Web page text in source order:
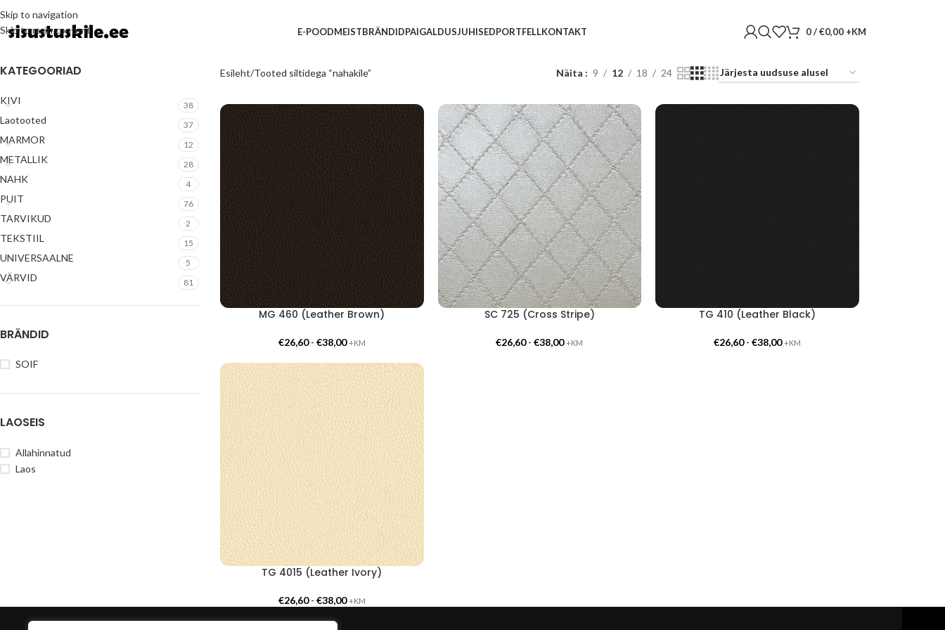
Skip to navigation
Skip to main content
E-POODMEISTBRÄNDIDPAIGALDUSJUHISEDPORTFELLKONTAKT 0/€0,00
KATEGOORIAD
KIVI 38
Laotooted 37
MARMOR 12
METALLIK 28
NAHK 4
PUIT 76
TARVIKUD 2
TEKSTIIL 15
UNIVERSAALNE 5
VÄRVID 81
BRÄNDID
SOIF
LAOSEIS
Allahinnatud
Laos
Esileht Tooted siltidega “nahakile” Näita 9 12 18 24
MG 460 (Leather Brown)
€26,60- €38,00 +KM
SC 725 (Cross Stripe)
€26,60-€38,00 +KM
TG 410 (Leather Black)
€26,60-€38,00 +KM
TG 4015 (Leather Ivory)
€26,60- €38,00 +KM